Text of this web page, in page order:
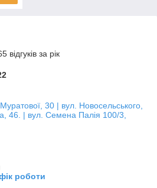
за рік
30 | вул. Новосельського,
46. | вул. Семена Палія 100/3,
роботи